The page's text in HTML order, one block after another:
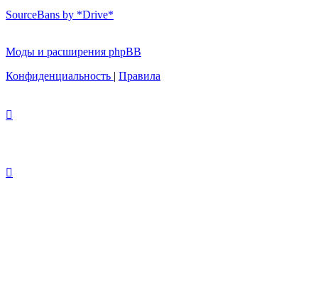
SourceBans by *Drive*
Моды и расширения phpBB
Конфиденциальность | Правила